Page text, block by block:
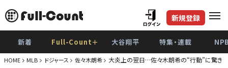
新規登録
新着 Full-Count＋ 大谷翔平 特集・連載
HOME MLB ドジャース 佐々木朗希 大炎上の翌日…佐々木朗希の“行動”に驚き LA